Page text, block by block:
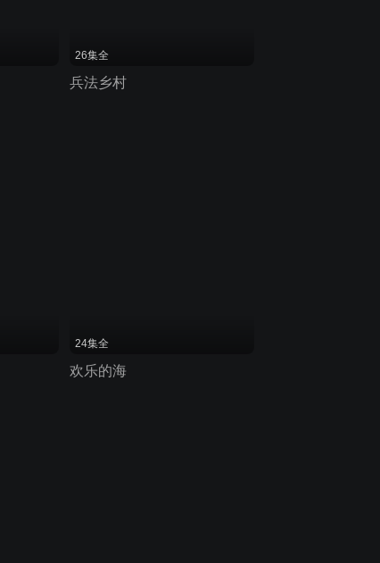
26集全
兵法乡村
24集全
欢乐的海